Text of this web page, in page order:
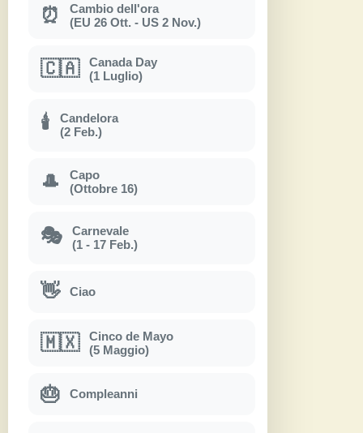
⏰
Cambio dell'ora
(EU 26 Ott. - US 2 Nov.)
🇨🇦
Canada Day
(1 Luglio)
🕯
Candelora
(2 Feb.)
🎩
Capo
(Ottobre 16)
🎭
Carnevale
(1 - 17 Feb.)
👋 Ciao
🇲🇽
Cinco de Mayo
(5 Maggio)
🎂 Compleanni